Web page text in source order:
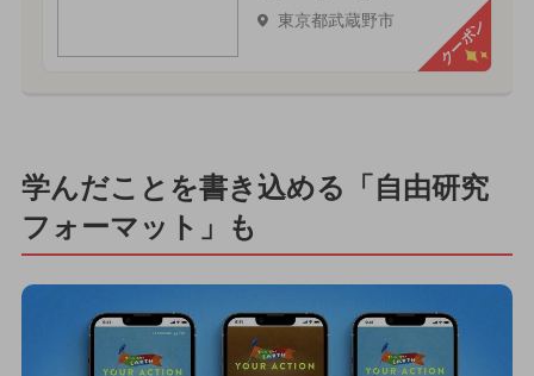
東京都武蔵野市 クーポン
学んだことを書き込める「自由研究
フォーマット」も